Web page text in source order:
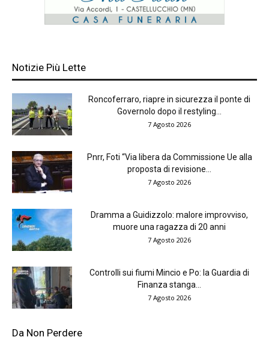
Notizie Più Lette
Roncoferraro, riapre in sicurezza il ponte di
Governolo dopo il restyling...
7 Agosto 2026
Pnrr, Foti “Via libera da Commissione Ue alla
proposta di revisione...
7 Agosto 2026
Dramma a Guidizzolo: malore improvviso,
muore una ragazza di 20 anni
7 Agosto 2026
Controlli sui fiumi Mincio e Po: la Guardia di
Finanza stanga...
7 Agosto 2026
Da Non Perdere